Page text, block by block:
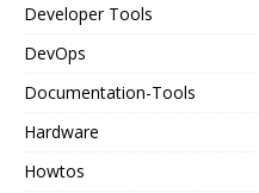
Developer Tools
DevOps
Documentation-Tools
Hardware
Howtos